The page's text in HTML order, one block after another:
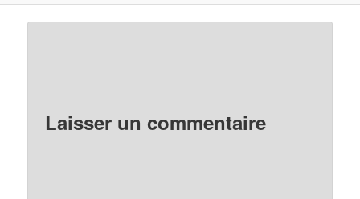
Laisser un commentaire